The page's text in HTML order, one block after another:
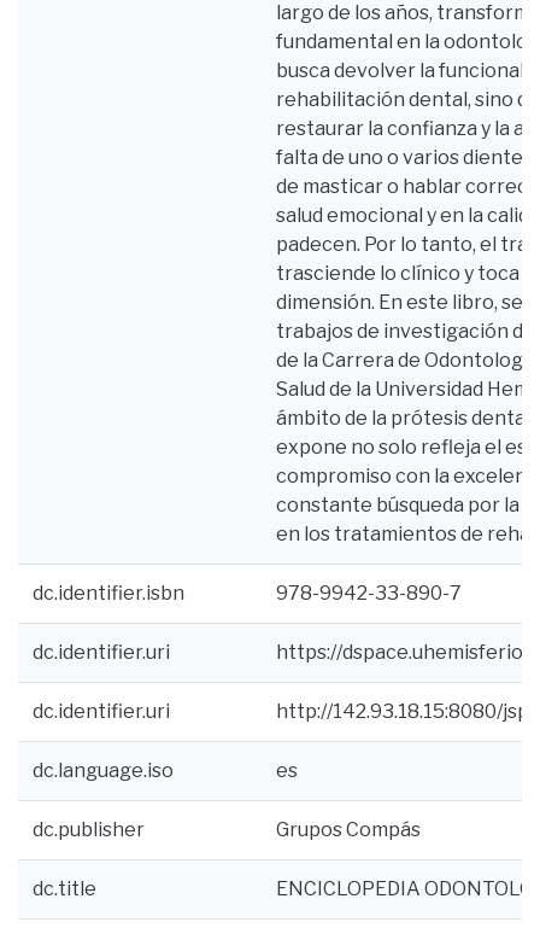
largo de los años,
fundamental en la
busca devolver la
rehabilitación dental, sino
restaurar la confianza y la
falta de uno o varios dientes
de masticar o hablar
salud emocional y en la
padecen. Por lo tanto, el
trasciende lo clínico y toca
dimensión. En este libro, se
trabajos de investigación
de la Carrera de
Salud de la Universidad
ámbito de la prótesis dental.
expone no solo refleja el
compromiso con la
constante búsqueda por la
en los tratamientos de
dc.identifier.isbn 978-9942-33-890-7
dc.identifier.uri https://
dc.identifier.uri http://142.93.18.15:8080/
dc.language.iso es
dc.publisher Grupos Compás
dc.title ENCICLOPEDIA